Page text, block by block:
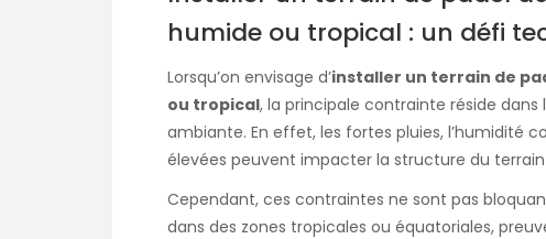
humide ou tropical : un défi
Lorsqu’on envisage d’installer un terrain de
ou tropical, la principale contrainte réside dans
ambiante. En effet, les fortes pluies, l’humidité
élevées peuvent impacter la structure du
Cependant, ces contraintes ne sont pas
dans des zones tropicales ou équatoriales,